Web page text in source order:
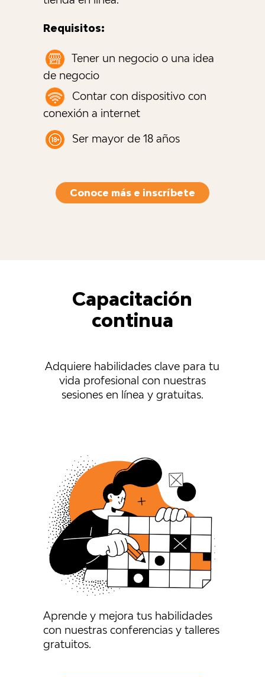
Requisitos:
Tener un negocio o una idea
de negocio
Contar con dispositivo con
conexión a internet
Ser mayor de 18 años
Conoce más e inscríbete
Capacitación
continua
Adquiere habilidades clave para tu
vida profesional con nuestras
sesiones en línea y gratuitas.
Aprende y mejora tus habilidades
con nuestras conferencias y talleres
gratuitos.